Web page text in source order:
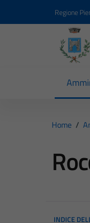
Regione
Home /
INDICE